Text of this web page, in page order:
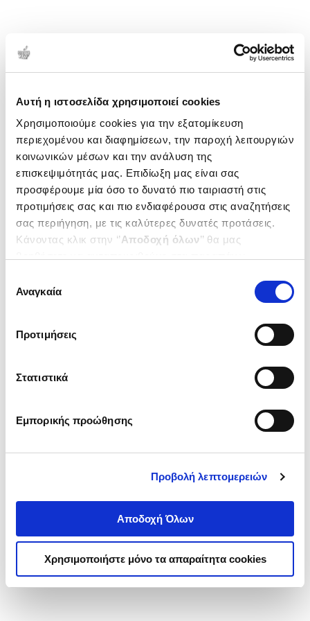
Αυτή η ιστοσελίδα χρησιμοποιεί cookies
Χρησιμοποιούμε cookies για την εξατομίκευση
περιεχομένου και διαφημίσεων, την παροχή λειτουργιών
κοινωνικών μέσων και την ανάλυση της
επισκεψιμότητάς μας. Επιδίωξη μας είναι σας
προσφέρουμε μία όσο το δυνατό πιο ταιριαστή στις
προτιμήσεις σας και πιο ενδιαφέρουσα στις αναζητήσεις
σας περιήγηση, με τις καλύτερες δυνατές προτάσεις.
Κάνοντας κλικ στην ‘’Αποδοχή όλων’’ θα μας
ενδιαφέρουν και να επιλέξετε από τα παρακάτω με την
΄΄και να ενημερωθείτε σχετικά με
συγκατάθεσης
Αναγκαία
Προτιμήσεις
Στατιστικά
Εμπορικής προώθησης
Προβολή λεπτομερειών
Αποδοχή Όλων
Χρησιμοποιήστε μόνο τα απαραίτητα cookies